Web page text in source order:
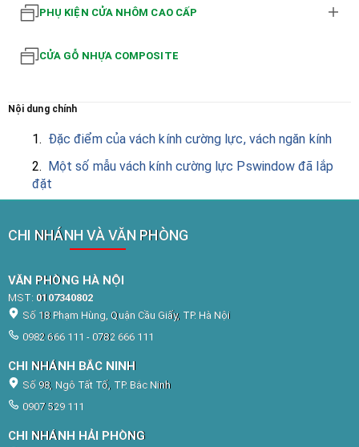
PHỤ KIỆN CỬA NHÔM CAO CẤP
CỬA GỖ NHỰA COMPOSITE
Nội dung chính
1. Đặc điểm của vách kính cường lực, vách ngăn kính
2. Một số mẫu vách kính cường lực Pswindow đã lắp
đặt
CHI NHÁNH VÀ VĂN PHÒNG
VĂN PHÒNG HÀ NỘI
MST: 0107340802
Số 18 Phạm Hùng, Quận Cầu Giấy, TP. Hà Nội
0982 666 111 - 0782 666 111
CHI NHÁNH BẮC NINH
Số 98, Ngô Tất Tố, TP. Bắc Ninh
0907 529 111
CHI NHÁNH HẢI PHÒNG